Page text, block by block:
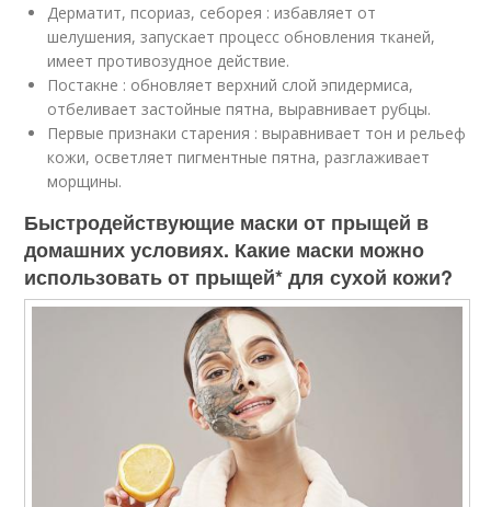
Дерматит, псориаз, себорея : избавляет от
шелушения, запускает процесс обновления тканей,
имеет противозудное действие.
Постакне : обновляет верхний слой эпидермиса,
отбеливает застойные пятна, выравнивает рубцы.
Первые признаки старения : выравнивает тон и рельеф
кожи, осветляет пигментные пятна, разглаживает
морщины.
Быстродействующие маски от прыщей в
домашних условиях. Какие маски можно
использовать от прыщей* для сухой кожи?